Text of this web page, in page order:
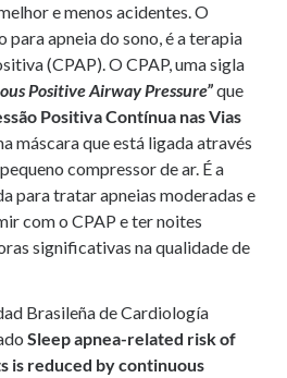
e menos acidentes. O
apneia do sono, é a terapia
(CPAP). O CPAP, uma sigla
Positive Airway Pressure”que
Positiva Contínua nas Vias
máscara que está ligada através
compressor de ar. É a
para tratar apneias moderadas e
com o CPAP e ter noites
significativas na qualidade de
Brasileña de Cardiología
Sleep apnea-related risk of
is reduced by continuous